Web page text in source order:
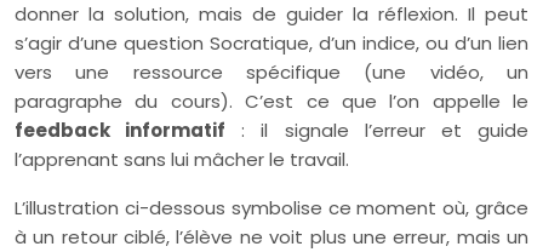
donner la solution, mais de guider la réflexion. Il peut
s’agir d’une question Socratique, d’un indice, ou d’un lien
vers une ressource spécifique (une vidéo, un
paragraphe du cours). C’est ce que l’on appelle le
feedback informatif : il signale l’erreur et guide
l’apprenant sans lui mâcher le travail.
L’illustration ci-dessous symbolise ce moment où, grâce
à un retour ciblé, l’élève ne voit plus une erreur, mais un